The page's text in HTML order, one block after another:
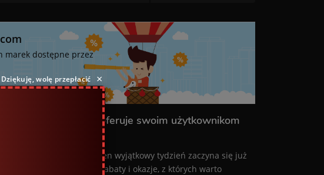
marek dostępne przez
Czy sklep Sephora oferuje swoim użytkownikom
zakupów. W tym roku ten wyjątkowy tydzień zaczyna się już
przygotowała liczne rabaty i okazje, z których warto
Dziękuję, wolę przepłacić ×